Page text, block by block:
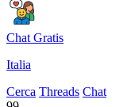
Chat Gratis
Italia
Cerca Threads Chat